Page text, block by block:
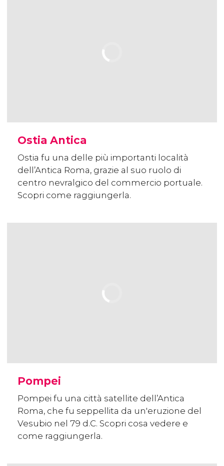
Ostia Antica
Ostia fu una delle più importanti località
dell’Antica Roma, grazie al suo ruolo di
centro nevralgico del commercio portuale.
Scopri come raggiungerla.
Pompei
Pompei fu una città satellite dell’Antica
Roma, che fu seppellita da un'eruzione del
Vesubio nel 79 d.C. Scopri cosa vedere e
come raggiungerla.